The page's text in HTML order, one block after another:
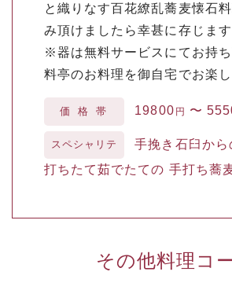
と織りなす百花繚乱蕎麦懐石
み頂けましたら幸甚に存じます
※器は無料サービスにてお持
料亭のお料理を御自宅でお楽
価格帯 19800 円 〜
スペシャリテ
手挽き石臼から
打ちたて茹でたての 手打ち蕎
その他料理コ